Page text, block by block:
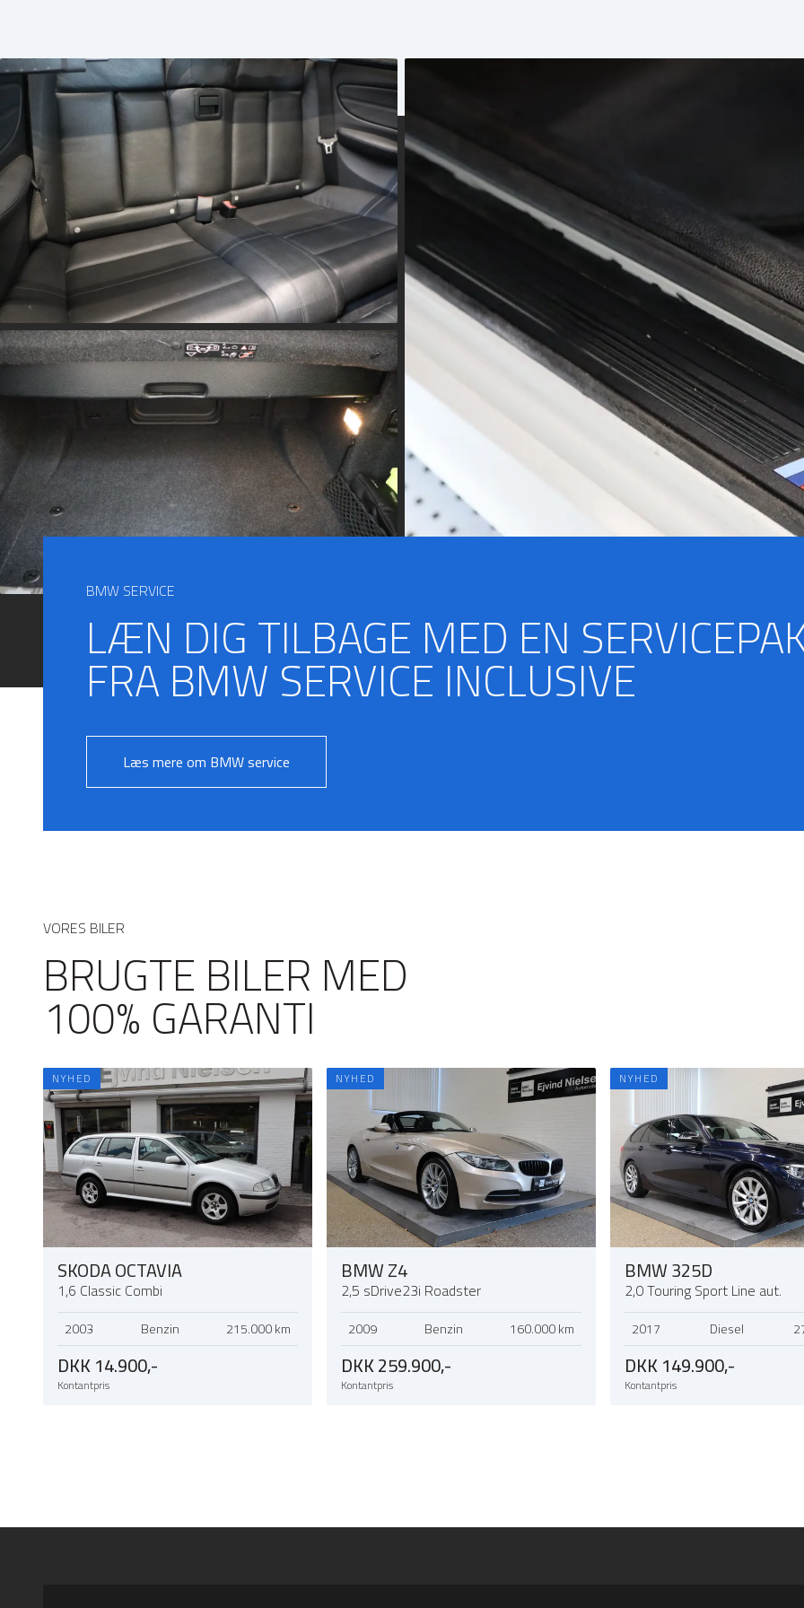
leveret med 6 mdr. BMW garanti / 12 mdr. BMW vejhjælp og bliver gennemgået /
opdateret på vores Autoriseret BMW værksted.
m-sportspakke, xenonlys, automatgear, parkeringssensor (bag), parkeringssensor (for),
fartpilot, 18" alufælge, læderindtræk, hifi højttalere, shadow line, læderrat,
multifunktionsrat, kørecomputer, sportssæder, højdejust. forsæder, mørk
loftbeklædning, el-sidespejle, fuldaut. klima, fjernb. centrallås, sædevarme, 4x el-ruder,
cd/radio, regnsensor, automatisk lys
BMW Service siden 1978
BMW Finans tilbydes
BMW Service aftale tilbydes
BMW Forsikring tilbydes
Miljøcertificeret ISO 14001
BMW SERVICE
LÆN DIG TILBAGE MED EN
FRA BMW SERVICE INCLUSIVE
Læs mere om BMW service
VORES BILER
BRUGTE BILER MED
100% GARANTI
NYHED
SKODA OCTAVIA
1,6 Classic Combi
2003 Benzin 215.000 km
DKK 14.900,-
Kontantpris
NYHED
BMW Z4
2,5 sDrive23i Roadster
2009 Benzin 160.000 km
DKK 259.900,-
Kontantpris
NYHED
BMW 325D
2,0 Touring Sport Line aut.
2017 Diesel
DKK 149.900,-
Kontantpris